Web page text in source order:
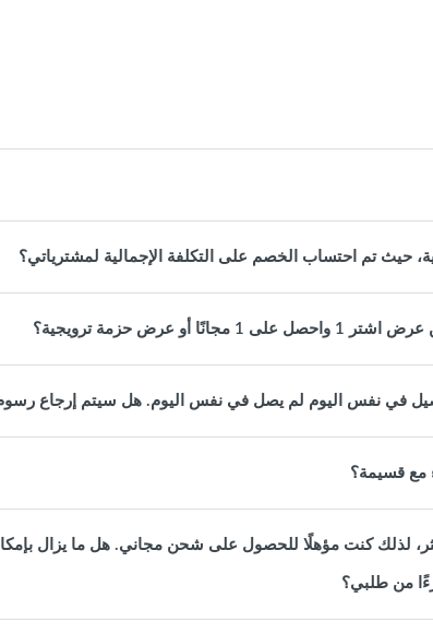
حيث تم احتساب الخصم على التكلفة الإجمالية لمشترياتي؟
عرض حزمة ترويجية؟
في نفس اليوم لم يصل في نفس اليوم. هل سيتم إرجاع
مع قسيمة؟
بقيمة 200 درهم أو أكثر، لذلك كنت مؤهلًا للحصول على شحن مجاني. هل ما يزال
من طلبي؟